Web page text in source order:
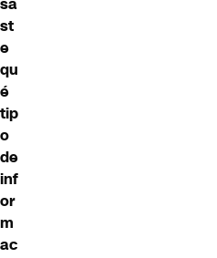
st
e
qu
é
tip
o
de
inf
or
m
ac